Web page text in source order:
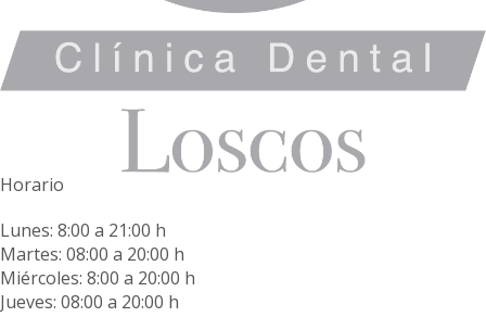
Horario
Lunes: 8:00 a 21:00 h
Martes: 08:00 a 20:00 h
Miércoles: 8:00 a 20:00 h
Jueves: 08:00 a 20:00 h